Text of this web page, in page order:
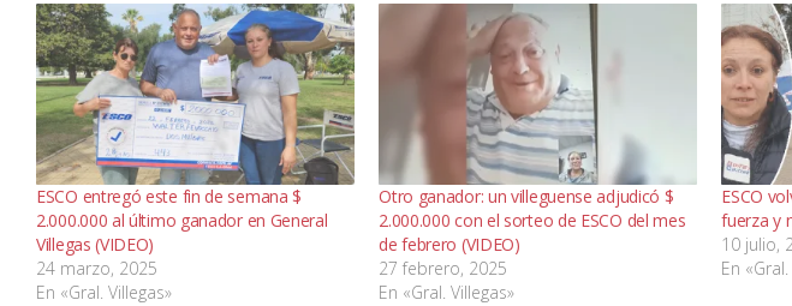
ESCO entregó este fin de semana $
2.000.000 al último ganador en General
Villegas (VIDEO)
24 marzo, 2025
En «Gral. Villegas»
Otro ganador: un villeguense adjudicó $
2.000.000 con el sorteo de ESCO del mes
de febrero (VIDEO)
27 febrero, 2025
En «Gral. Villegas»
ESCO
fuerza y
10 julio,
En